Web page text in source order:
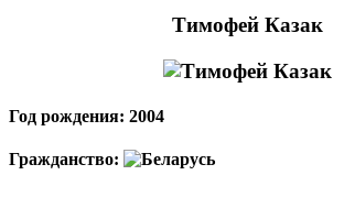
Тимофей Казак
Год рождения: 2004
Гражданство: